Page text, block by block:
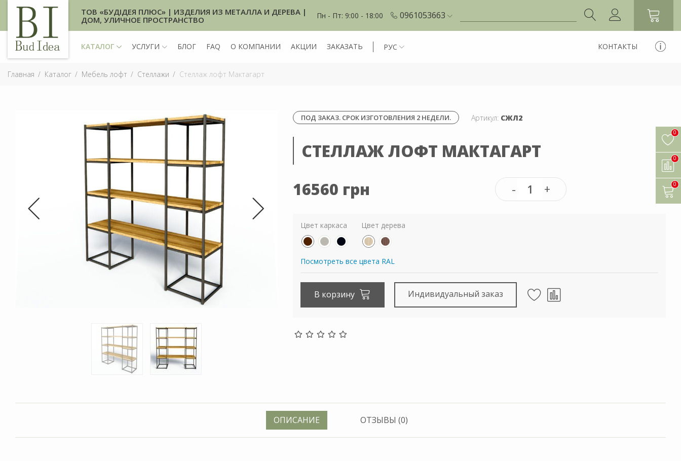
ТОВ «БУДІДЕЯ ПЛЮС» | ИЗДЕЛИЯ ИЗ МЕТАЛЛА И ДЕРЕВА |
ДОМ, УЛИЧНОЕ ПРОСТРАНСТВО
Пн - Пт: 9:00 - 18:00 0961053663
КАТАЛОГ УСЛУГИ БЛОГ FAQ О КОМПАНИИ АКЦИИ ЗАКАЗАТЬ РУС КОНТАКТЫ
Главная Каталог Мебель лофт Стеллажи Стеллаж лофт Мактагарт
ПОД ЗАКАЗ. СРОК ИЗГОТОВЛЕНИЯ 2 НЕДЕЛИ. Артикул: СЖЛ2
СТЕЛЛАЖ ЛОФТ МАКТАГАРТ
16560 грн
Цвет каркаса Цвет дерева
Посмотреть все цвета RAL
В корзину Индивидуальный заказ
ОПИСАНИЕ ОТЗЫВЫ (0)
0
0
0